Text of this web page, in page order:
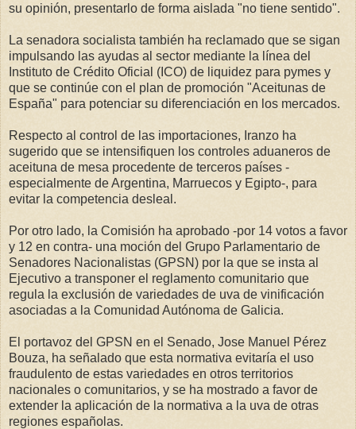
su opinión, presentarlo de forma aislada "no tiene sentido".
La senadora socialista también ha reclamado que se sigan
impulsando las ayudas al sector mediante la línea del
Instituto de Crédito Oficial (ICO) de liquidez para pymes y
que se continúe con el plan de promoción "Aceitunas de
España" para potenciar su diferenciación en los mercados.
Respecto al control de las importaciones, Iranzo ha
sugerido que se intensifiquen los controles aduaneros de
aceituna de mesa procedente de terceros países -
especialmente de Argentina, Marruecos y Egipto-, para
evitar la competencia desleal.
Por otro lado, la Comisión ha aprobado -por 14 votos a favor
y 12 en contra- una moción del Grupo Parlamentario de
Senadores Nacionalistas (GPSN) por la que se insta al
Ejecutivo a transponer el reglamento comunitario que
regula la exclusión de variedades de uva de vinificación
asociadas a la Comunidad Autónoma de Galicia.
El portavoz del GPSN en el Senado, Jose Manuel Pérez
Bouza, ha señalado que esta normativa evitaría el uso
fraudulento de estas variedades en otros territorios
nacionales o comunitarios, y se ha mostrado a favor de
extender la aplicación de la normativa a la uva de otras
regiones españolas.